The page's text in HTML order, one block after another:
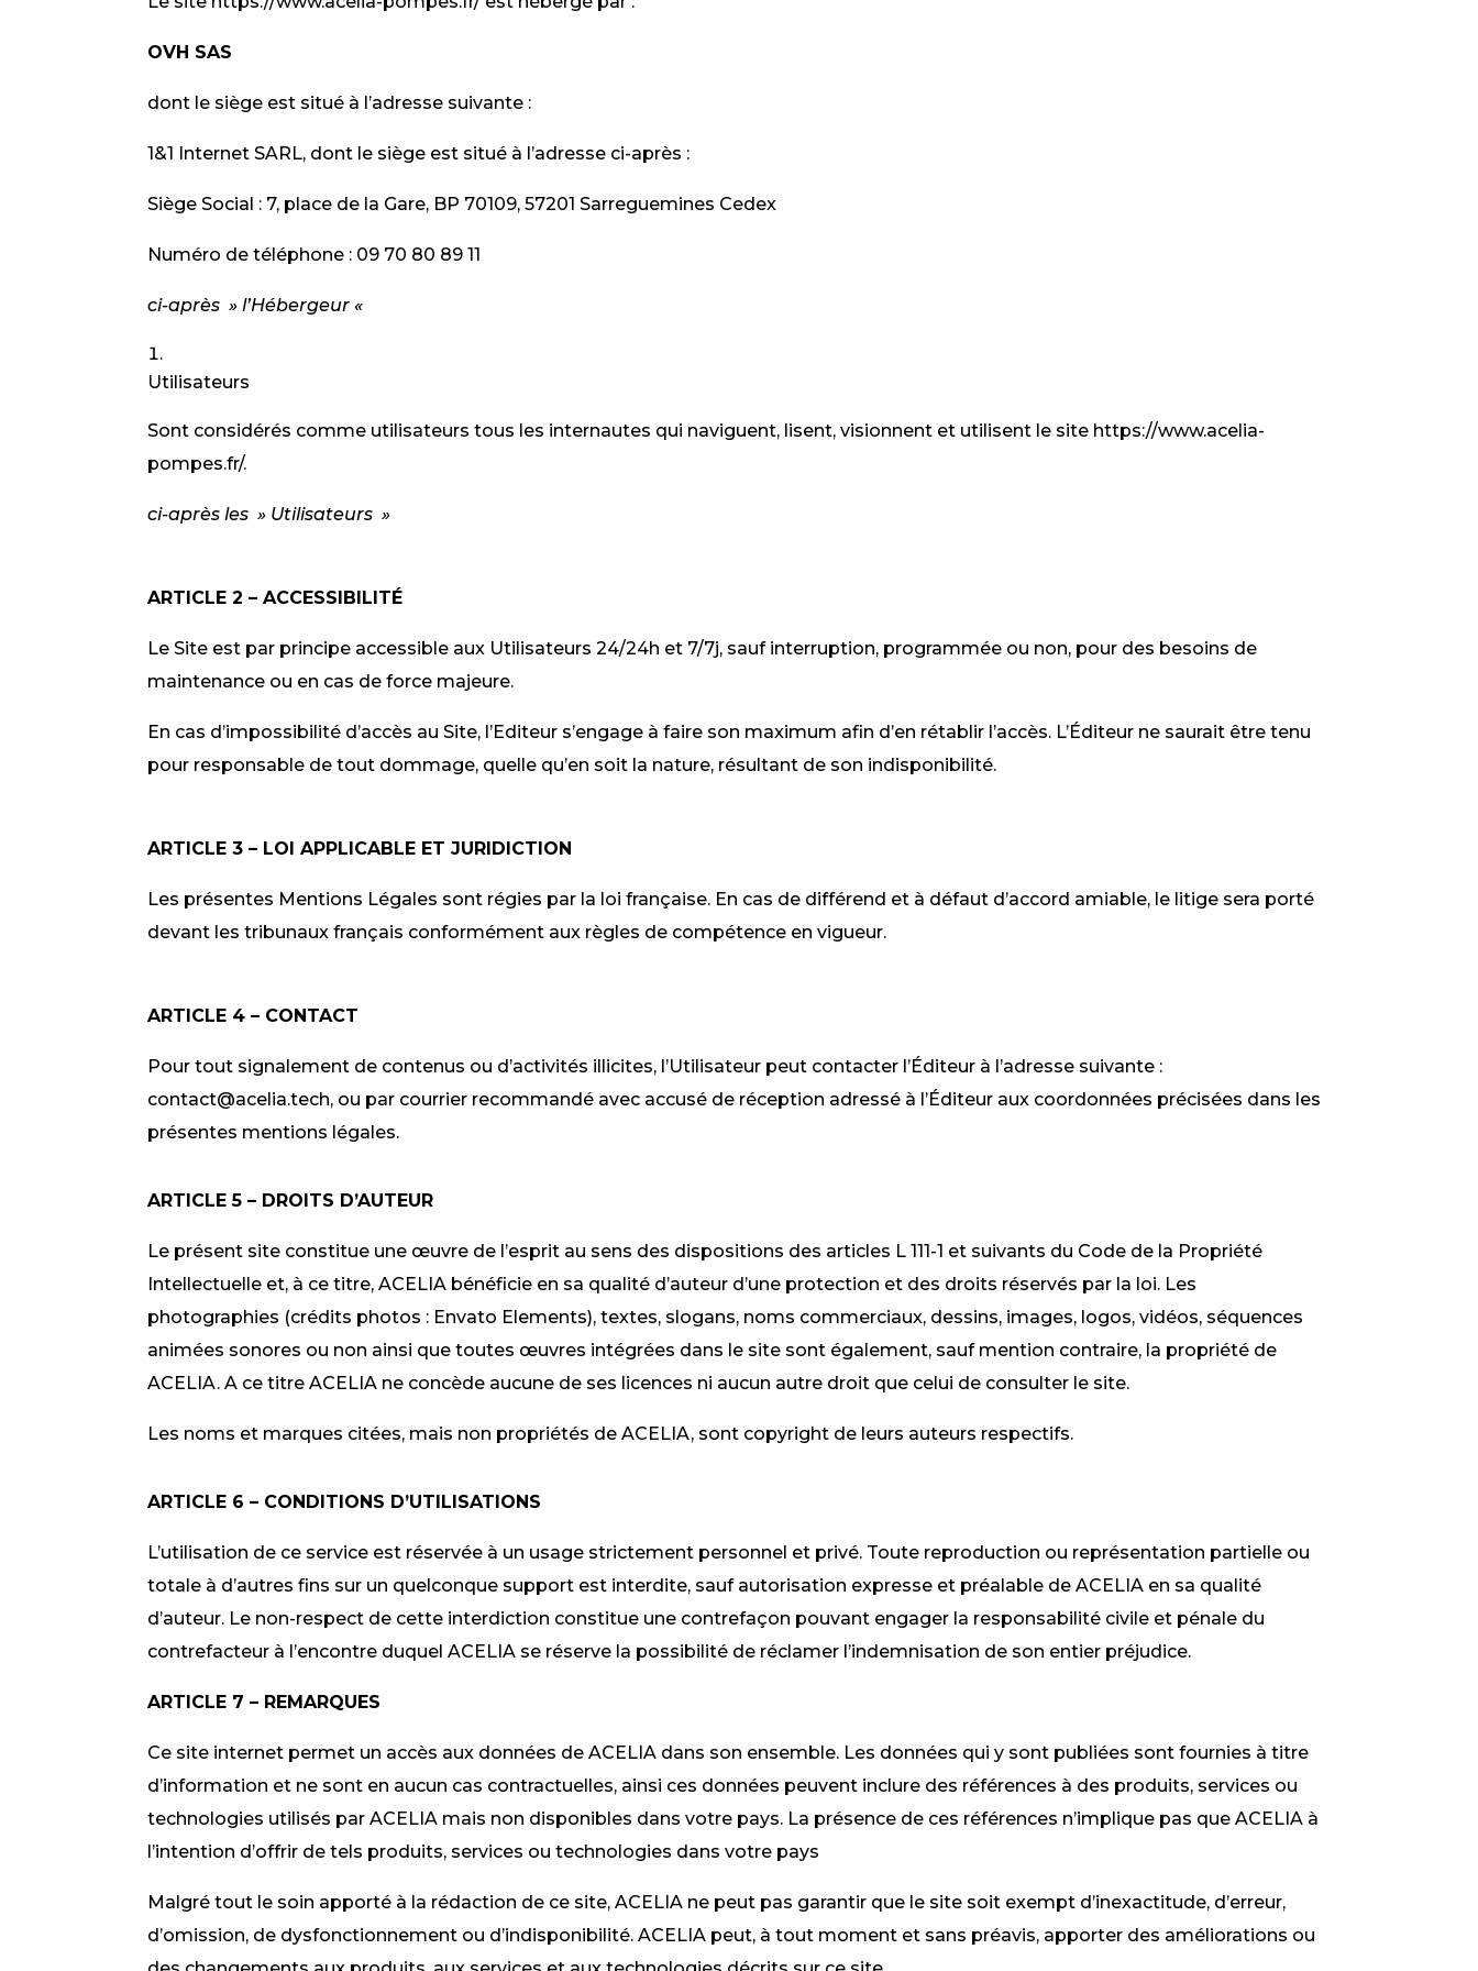
OVH SAS
dont le siège est situé à l’adresse suivante :
1&1 Internet SARL, dont le siège est situé à l’adresse ci-après :
Siège Social : 7, place de la Gare, BP 70109, 57201 Sarreguemines Cedex
Numéro de téléphone : 09 70 80 89 11
ci-après » l’Hébergeur «
Utilisateurs
Sont considérés comme utilisateurs tous les internautes qui naviguent, lisent, visionnent et utilisent le site https://www.acelia-
pompes.fr/.
ci-après les » Utilisateurs »
ARTICLE 2 – ACCESSIBILITÉ
Le Site est par principe accessible aux Utilisateurs 24/24h et 7/7j, sauf interruption, programmée ou non, pour des besoins de
maintenance ou en cas de force majeure.
En cas d’impossibilité d’accès au Site, l’Editeur s’engage à faire son maximum afin d’en rétablir l’accès. L’Éditeur ne saurait être tenu
pour responsable de tout dommage, quelle qu’en soit la nature, résultant de son indisponibilité.
ARTICLE 3 – LOI APPLICABLE ET JURIDICTION
Les présentes Mentions Légales sont régies par la loi française. En cas de différend et à défaut d’accord amiable, le litige sera porté
devant les tribunaux français conformément aux règles de compétence en vigueur.
ARTICLE 4 – CONTACT
Pour tout signalement de contenus ou d’activités illicites, l’Utilisateur peut contacter l’Éditeur à l’adresse suivante :
contact@acelia.tech, ou par courrier recommandé avec accusé de réception adressé à l’Éditeur aux coordonnées précisées dans les
présentes mentions légales.
ARTICLE 5 – DROITS D’AUTEUR
Le présent site constitue une œuvre de l’esprit au sens des dispositions des articles L 111-1 et suivants du Code de la Propriété
Intellectuelle et, à ce titre,ACELIA bénéficie en sa qualité d’auteur d’une protection et des droits réservés par la loi. Les
photographies (crédits photos : Envato Elements), textes, slogans, noms commerciaux, dessins, images, logos, vidéos, séquences
animées sonores ou non ainsi que toutes œuvres intégrées dans le site sont également, sauf mention contraire, la propriété de
ACELIA. A ce titre ACELIA ne concède aucune de ses licences ni aucun autre droit que celui de consulter le site.
Les noms et marques citées, mais non propriétés deACELIA, sont copyright de leurs auteurs respectifs.
ARTICLE 6 – CONDITIONS D’UTILISATIONS
L’utilisation de ce service est réservée à un usage strictement personnel et privé. Toute reproduction ou représentation partielle ou
totale à d’autres fins sur un quelconque support est interdite, sauf autorisation expresse et préalable deACELIA en sa qualité
d’auteur. Le non-respect de cette interdiction constitue une contrefaçon pouvant engager la responsabilité civile et pénale du
contrefacteur à l’encontre duquelACELIA se réserve la possibilité de réclamer l’indemnisation de son entier préjudice.
ARTICLE 7 – REMARQUES
Ce site internet permet un accès aux données deACELIA dans son ensemble. Les données qui y sont publiées sont fournies à titre
d’information et ne sont en aucun cas contractuelles, ainsi ces données peuvent inclure des références à des produits, services ou
technologies utilisés parACELIA mais non disponibles dans votre pays. La présence de ces références n’implique pas queACELIA à
l’intention d’offrir de tels produits, services ou technologies dans votre pays
Malgré tout le soin apporté à la rédaction de ce site,ACELIA ne peut pas garantir que le site soit exempt d’inexactitude, d’erreur,
d’omission, de dysfonctionnement ou d’indisponibilité.ACELIA peut, à tout moment et sans préavis, apporter des améliorations ou